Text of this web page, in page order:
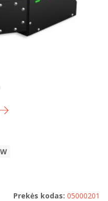
Prekės kodas: 05000201